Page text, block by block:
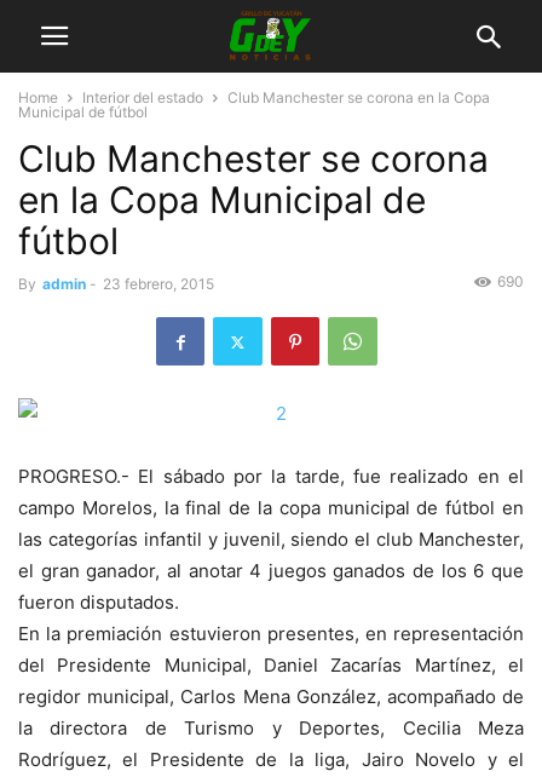
Home Interior del estado
Club Manchester se corona en la Copa
Municipal de fútbol
Club Manchester se corona
en la Copa Municipal de
fútbol
By admin - 23 febrero, 2015 690
PROGRESO.- El sábado por la tarde, fue realizado en el
campo Morelos, la final de la copa municipal de fútbol en
las categorías infantil y juvenil, siendo el club Manchester,
el gran ganador, al anotar 4 juegos ganados de los 6 que
fueron disputados.
En la premiación estuvieron presentes, en representación
del Presidente Municipal, Daniel Zacarías Martínez, el
regidor municipal, Carlos Mena González, acompañado de
la directora de Turismo y Deportes, Cecilia Meza
Rodríguez, el Presidente de la liga, Jairo Novelo y el